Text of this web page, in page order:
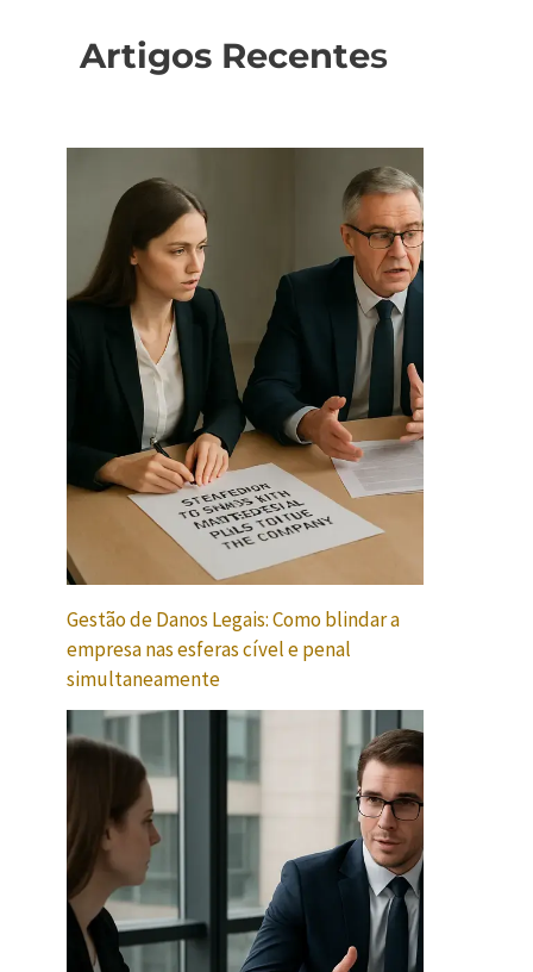
Artigos Recentes
Gestão de Danos Legais: Como blindar a
empresa nas esferas cível e penal
simultaneamente